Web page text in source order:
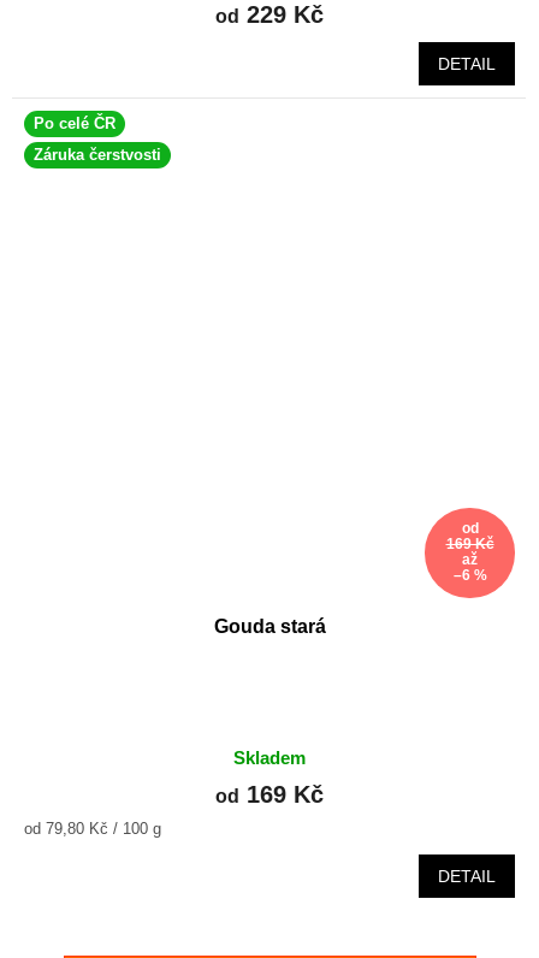
od 229 Kč
DETAIL
Po celé ČR
Záruka čerstvosti
od
169 Kč
až
–6 %
Gouda stará
Skladem
od 169 Kč
Měrná
od 79,80 Kč / 100 g
DETAIL